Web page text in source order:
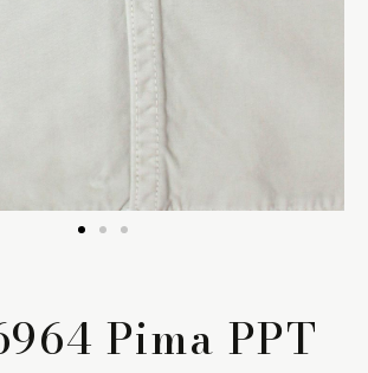
Pima PPT
Stagione Autunno/Inverno
Stagione Primavera/Estate
Le sotto-collezioni
Le caratteristiche
Heart for Earth